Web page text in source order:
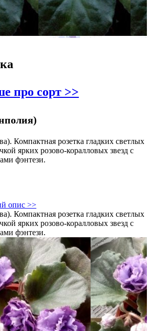
про сорт >>
Компактная розетка гладких светлых
ярких розово-коралловых звезд с
фэнтези.
опис >>
Компактная розетка гладких светлых
ярких розово-коралловых звезд с
фэнтези.